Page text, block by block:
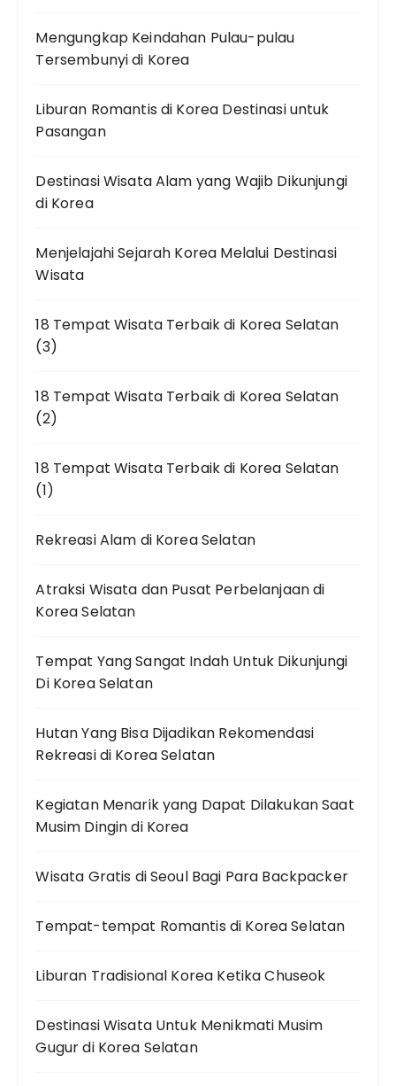
Mengungkap Keindahan Pulau-pulau
Tersembunyi di Korea
Liburan Romantis di Korea Destinasi untuk
Pasangan
Destinasi Wisata Alam yang Wajib Dikunjungi
di Korea
Menjelajahi Sejarah Korea Melalui Destinasi
Wisata
18 Tempat Wisata Terbaik di Korea Selatan
(3)
18 Tempat Wisata Terbaik di Korea Selatan
(2)
18 Tempat Wisata Terbaik di Korea Selatan
(1)
Rekreasi Alam di Korea Selatan
Atraksi Wisata dan Pusat Perbelanjaan di
Korea Selatan
Tempat Yang Sangat Indah Untuk Dikunjungi
Di Korea Selatan
Hutan Yang Bisa Dijadikan Rekomendasi
Rekreasi di Korea Selatan
Kegiatan Menarik yang Dapat Dilakukan Saat
Musim Dingin di Korea
Wisata Gratis di Seoul Bagi Para Backpacker
Tempat-tempat Romantis di Korea Selatan
Liburan Tradisional Korea Ketika Chuseok
Destinasi Wisata Untuk Menikmati Musim
Gugur di Korea Selatan